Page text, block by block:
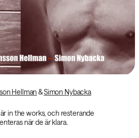
Hellman&Simon Nybacka
in the works, och resterande
när de är klara.